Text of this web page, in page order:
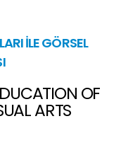
İLE GÖRSEL
OF
ARTS